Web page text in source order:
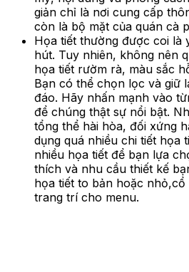
giản chỉ là nơi cung cấp
còn là bộ mặt của quán cà
Họa tiết thường được coi là
hút. Tuy nhiên, không nên
họa tiết rườm rà, màu sắc
Bạn có thể chọn lọc và giữ
đáo. Hãy nhấn mạnh vào
để chúng thật sự nổi bật.
tổng thể hài hòa, đối xứng
dụng quá nhiều chi tiết họa
nhiều họa tiết để bạn lựa
thích và nhu cầu thiết kế
họa tiết to bản hoặc
trang trí cho menu.